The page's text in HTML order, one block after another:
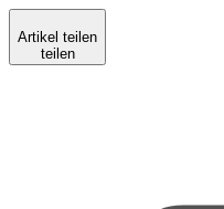
Artikel teilen
teilen